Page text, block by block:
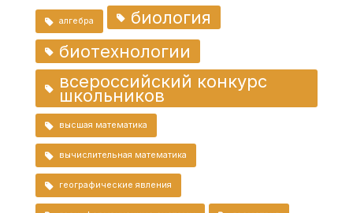
алгебра
биология
биотехнологии
всероссийский конкурс
школьников
высшая математика
вычислительная математика
географические явления